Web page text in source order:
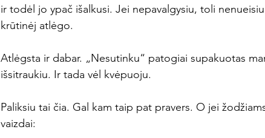
ir todėl jo ypač išalkusi. Jei nepavalgysiu, toli
krūtinėj atlėgo.
Atlėgsta ir dabar. „Nesutinku“ patogiai supakuotas
išsitraukiu. Ir tada vėl kvėpuoju.
Paliksiu tai čia. Gal kam taip pat pravers. O jei
vaizdai: